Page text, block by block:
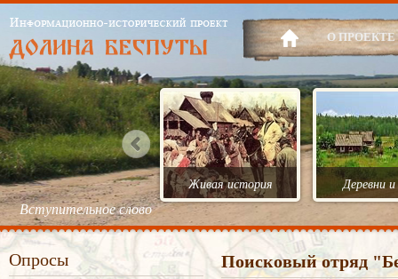
О ПРОЕКТЕ
Вступительное слово
Живая история Деревни и
Опросы Поисковый отряд